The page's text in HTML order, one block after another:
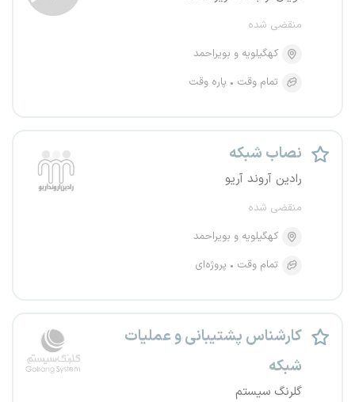
منقضی شده
کهگیلویه و بویراحمد
تمام وقت
پاره وقت
نصاب شبکه
رادین آروند آریو
منقضی شده
کهگیلویه و بویراحمد
تمام وقت
پروژه‌ای
کارشناس پشتیبانی و عملیات
شبکه
گلرنگ سیستم